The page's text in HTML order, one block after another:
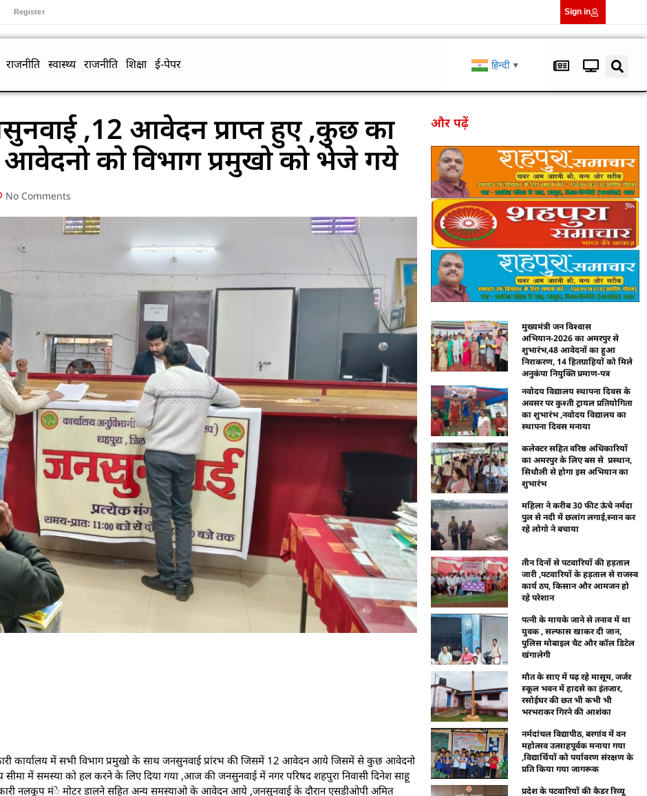
Register Sign in
राजनीति स्वास्थ्य राजनीति शिक्षा ई-पेपर हिन्दी ▼
,12 आवेदन प्राप्त हुए ,कुछ का
आवेदनो को विभाग प्रमुखो को भेजे गये
No Comments
कार्यालय में सभी विभाग प्रमुखो के साथ जनसुनवाई प्रांरभ की जिसमें 12 आवेदन आये जिसमें से कुछ आवेदनो
में समस्या को हल करने के लिए दिया गया ,आज की जनसुनवाई में नगर परिषद शहपुरा निवासी दिनेश साहू
नलकूप मंे मोटर डालने सहित अन्य समस्याओ के आवेदन आये ,जनसुनवाई के दौरान एसडीओपी अमित
और पढ़ें
मुख्यमंत्री जन विश्वास
अभियान-2026 का अमरपुर से
शुभारंभ,48 आवेदनों का हुआ
निराकरण, 14 हितग्राहियों को मिले
अनुकंपा नियुक्ति प्रमाण-पत्र
नवोदय विद्यालय स्थापना दिवस के
अवसर पर कुश्ती ट्रायल प्रतियोगिता
का शुभारंभ ,नवोदय विद्यालय का
स्थापना दिवस मनाया
कलेक्टर सहित वरिष्ठ अधिकारियों
का अमरपुर के लिए बस से प्रस्थान,
सिधौली से होगा इस अभियान का
शुभारंभ
महिला ने करीब 30 फीट ऊंचे नर्मदा
पुल से नदी में छलांग लगाई,स्नान कर
रहे लोगो ने बचाया
तीन दिनों से पटवारियों की हड़ताल
जारी ,पटवारियों के हड़ताल से राजस्व
कार्य ठप, किसान और आमजन हो
रहे परेशान
पत्नी के मायके जाने से तनाव में था
युवक , सल्फास खाकर दी जान,
पुलिस मोबाइल चैट और कॉल डिटेल
खंगालेगी
मौत के साए में पढ़ रहे मासूम, जर्जर
स्कूल भवन में हादसे का इंतजार,
रसोईघर की छत भी कभी भी
भरभराकर गिरने की आशंका
नर्मदांचल विद्यापीठ, बरगांव में वन
महोत्सव उत्साहपूर्वक मनाया गया
,विद्यार्थियों को पर्यावरण संरक्षण के
प्रति किया गया जागरूक
प्रदेश के पटवारियों की कैडर रिव्यू